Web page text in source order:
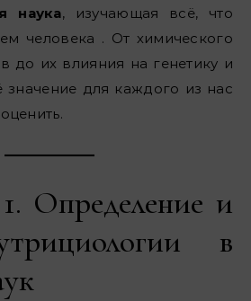
наука, изучающая всё, что
человека . От химического
до их влияния на генетику и
для каждого из нас
Определение и
в